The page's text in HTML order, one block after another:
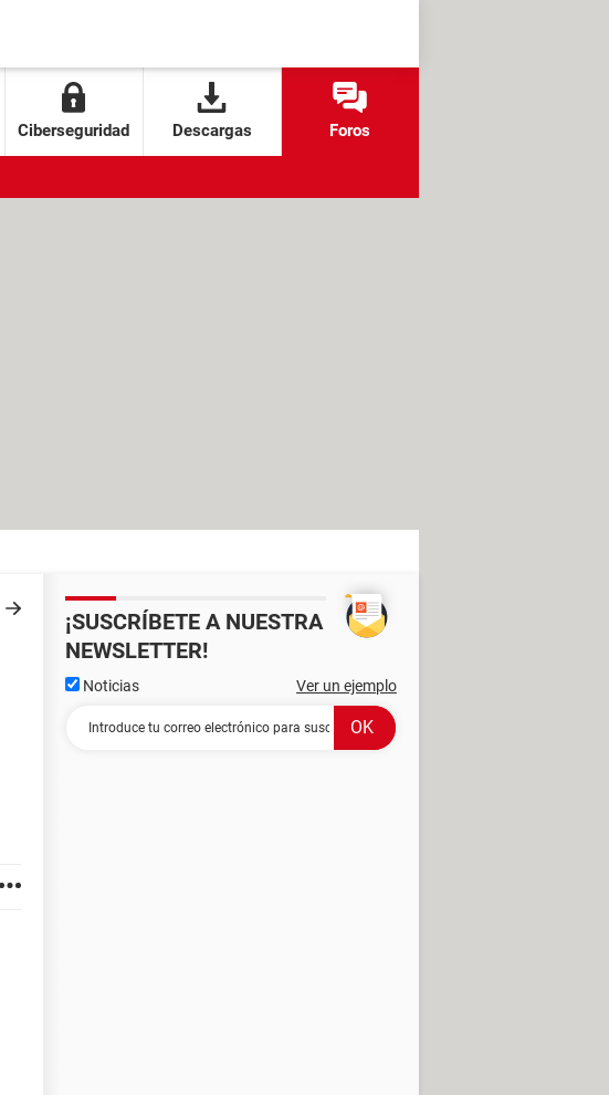
Ciberseguridad Descargas Foros
¡SUSCRÍBETE A NUESTRA
NEWSLETTER!
Noticias Ver un ejemplo